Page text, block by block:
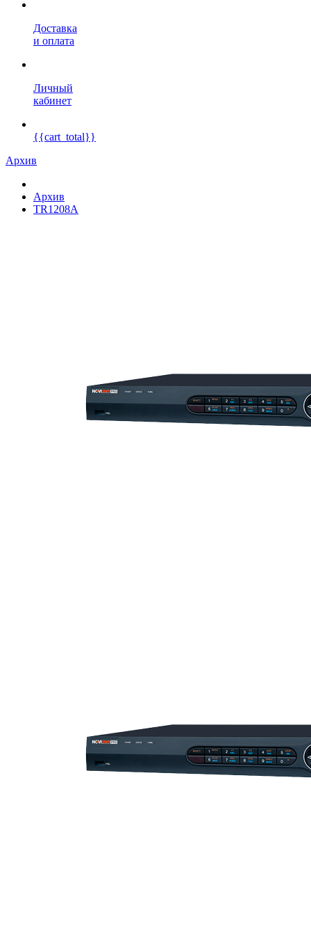
Доставка
и оплата
Личный
кабинет
{{cart_total}}
Архив
Архив
TR1208A